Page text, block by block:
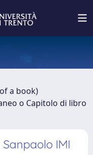
a book)
o Capitolo di libro
IMI